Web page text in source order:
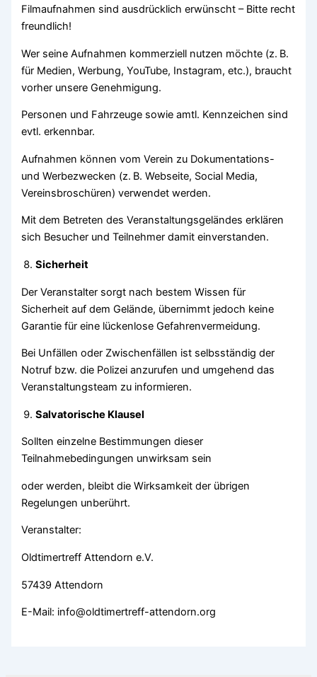
Filmaufnahmen sind ausdrücklich erwünscht – Bitte recht
freundlich!
Wer seine Aufnahmen kommerziell nutzen möchte (z. B.
für Medien, Werbung, YouTube, Instagram, etc.), braucht
vorher unsere Genehmigung.
Personen und Fahrzeuge sowie amtl. Kennzeichen sind
evtl. erkennbar.
Aufnahmen können vom Verein zu Dokumentations-
und Werbezwecken (z. B. Webseite, Social Media,
Vereinsbroschüren) verwendet werden.
Mit dem Betreten des Veranstaltungsgeländes erklären
sich Besucher und Teilnehmer damit einverstanden.
Sicherheit
Der Veranstalter sorgt nach bestem Wissen für
Sicherheit auf dem Gelände, übernimmt jedoch keine
Garantie für eine lückenlose Gefahrenvermeidung.
Bei Unfällen oder Zwischenfällen ist selbsständig der
Notruf bzw. die Polizei anzurufen und umgehend das
Veranstaltungsteam zu informieren.
Salvatorische Klausel
Sollten einzelne Bestimmungen dieser
Teilnahmebedingungen unwirksam sein
oder werden, bleibt die Wirksamkeit der übrigen
Regelungen unberührt.
Veranstalter:
Oldtimertreff Attendorn e.V.
57439 Attendorn
E-Mail: info@oldtimertreff-attendorn.org